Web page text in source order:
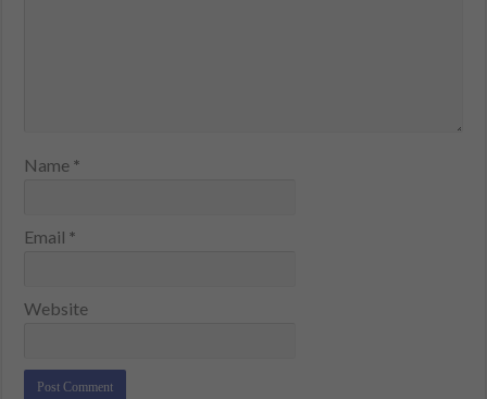
Name *
Email *
Website